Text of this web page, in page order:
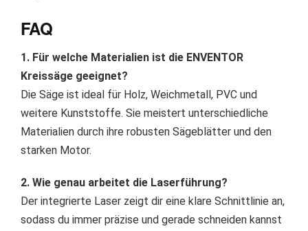
FAQ
1. Für welche Materialien ist die ENVENTOR
Kreissäge geeignet?
Die Säge ist ideal für Holz, Weichmetall, PVC und
weitere Kunststoffe. Sie meistert unterschiedliche
Materialien durch ihre robusten Sägeblätter und den
starken Motor.
2. Wie genau arbeitet die Laserführung?
Der integrierte Laser zeigt dir eine klare Schnittlinie an,
sodass du immer präzise und gerade schneiden kannst